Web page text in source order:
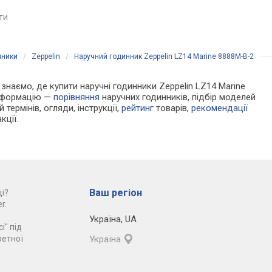
/ Zeppelin / Наручний годинник Zeppelin LZ14 Marine 8888M-B-2
де купити наручні годинники Zeppelin LZ14 Marine
—порівняння наручних годинників, підбір моделей
огляди, інструкції,рейтинг товарів,рекомендації
під
Ваш регіон
Україна, UA
Україна